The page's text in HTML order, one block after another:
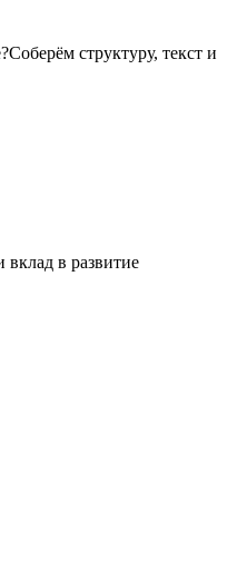
Соберём структуру, текст и
в развитие